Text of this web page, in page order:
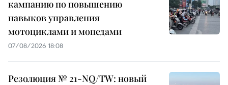
кампанию по повышению
навыков управления
мотоциклами и мопедами
07/08/2026 18:08
Резолюция № 21-NQ/TW: новый